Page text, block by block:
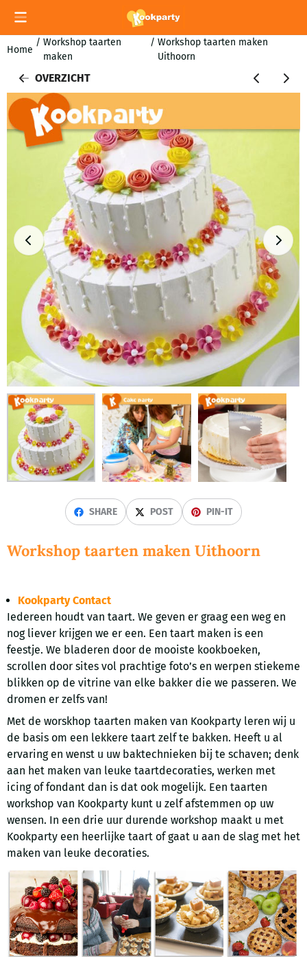
Cookievoorkeuren zijn momenteel gesloten.
Home
/ Workshop taarten
maken
/ Workshop taarten maken
Uithoorn
OVERZICHT
SHARE POST PIN-IT
Workshop taarten maken Uithoorn
Kookparty Contact
Iedereen houdt van taart. We geven er graag een weg en
nog liever krijgen we er een. Een taart maken is een
feestje. We bladeren door de mooiste kookboeken,
scrollen door sites vol prachtige foto’s en werpen stiekeme
blikken op de vitrine van elke bakker die we passeren. We
dromen er zelfs van!
Met de worskhop taarten maken van Kookparty leren wij u
de basis om een lekkere taart zelf te bakken. Heeft u al
ervaring en wenst u uw baktechnieken bij te schaven; denk
aan het maken van leuke taartdecoraties, werken met
icing of fondant dan is dat ook mogelijk. Een taarten
workshop van Kookparty kunt u zelf afstemmen op uw
wensen. In een drie uur durende workshop maakt u met
Kookparty een heerlijke taart of gaat u aan de slag met het
maken van leuke decoraties.